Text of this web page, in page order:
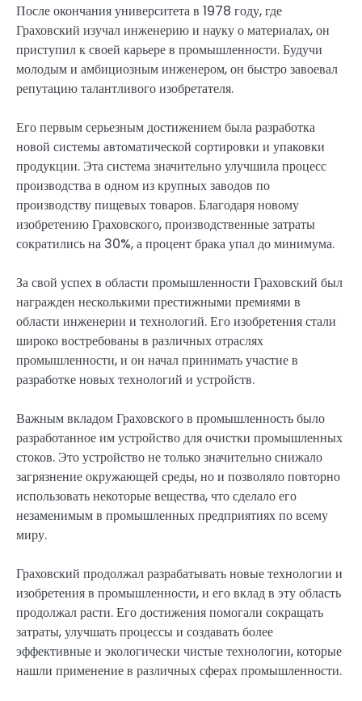
После окончания университета в 1978 году, где
Граховский изучал инженерию и науку о материалах, он
приступил к своей карьере в промышленности. Будучи
молодым и амбициозным инженером, он быстро завоевал
репутацию талантливого изобретателя.
Его первым серьезным достижением была разработка
новой системы автоматической сортировки и упаковки
продукции. Эта система значительно улучшила процесс
производства в одном из крупных заводов по
производству пищевых товаров. Благодаря новому
изобретению Граховского, производственные затраты
сократились на 30%, а процент брака упал до минимума.
За свой успех в области промышленности Граховский был
награжден несколькими престижными премиями в
области инженерии и технологий. Его изобретения стали
широко востребованы в различных отраслях
промышленности, и он начал принимать участие в
разработке новых технологий и устройств.
Важным вкладом Граховского в промышленность было
разработанное им устройство для очистки промышленных
стоков. Это устройство не только значительно снижало
загрязнение окружающей среды, но и позволяло повторно
использовать некоторые вещества, что сделало его
незаменимым в промышленных предприятиях по всему
миру.
Граховский продолжал разрабатывать новые технологии и
изобретения в промышленности, и его вклад в эту область
продолжал расти. Его достижения помогали сокращать
затраты, улучшать процессы и создавать более
эффективные и экологически чистые технологии, которые
нашли применение в различных сферах промышленности.